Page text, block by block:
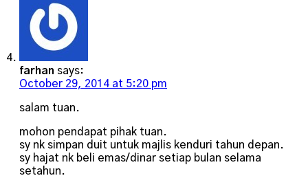
farhan says:
October 29, 2014 at 5:20 pm
salam tuan.
mohon pendapat pihak tuan.
sy nk simpan duit untuk majlis kenduri tahun depan.
sy hajat nk beli emas/dinar setiap bulan selama
setahun.